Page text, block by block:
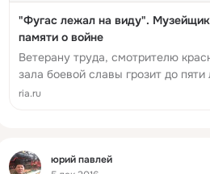
"Фугас лежал на виду".
памяти о войне
Ветерану труда, смотрителю
зала боевой славы грозит до
Его обвиняют в незаконном
ria.ru
Фид
юрий павлей